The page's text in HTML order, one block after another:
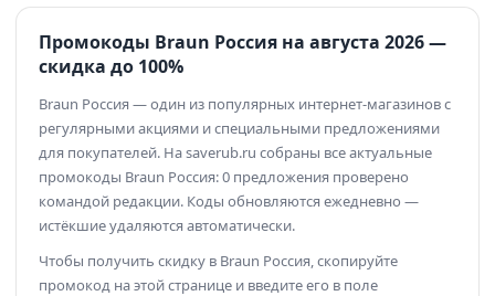
Промокоды Braun Россия на августа 2026 —
скидка до 100%
Braun Россия — один из популярных интернет-магазинов с
регулярными акциями и специальными предложениями
для покупателей. На saverub.ru собраны все актуальные
промокоды Braun Россия: 0 предложения проверено
командой редакции. Коды обновляются ежедневно —
истёкшие удаляются автоматически.
Чтобы получить скидку в Braun Россия, скопируйте
промокод на этой странице и введите его в поле